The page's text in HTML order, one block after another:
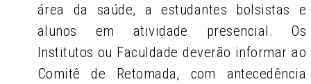
área da saúde, a estudantes bolsistas e
alunos em atividade presencial. Os
Institutos ou Faculdade deverão informar ao
Comitê de Retomada, com antecedência